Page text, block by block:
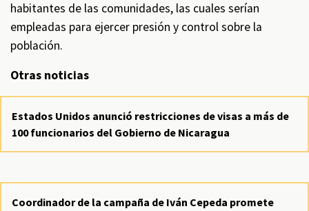
habitantes de las comunidades, las cuales serían
empleadas para ejercer presión y control sobre la
población.
Otras noticias
Estados Unidos anunció restricciones de visas a más de
100 funcionarios del Gobierno de Nicaragua
Coordinador de la campaña de Iván Cepeda promete